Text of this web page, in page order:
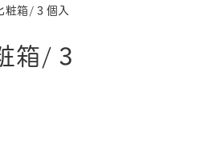
箱/３個入
箱/３